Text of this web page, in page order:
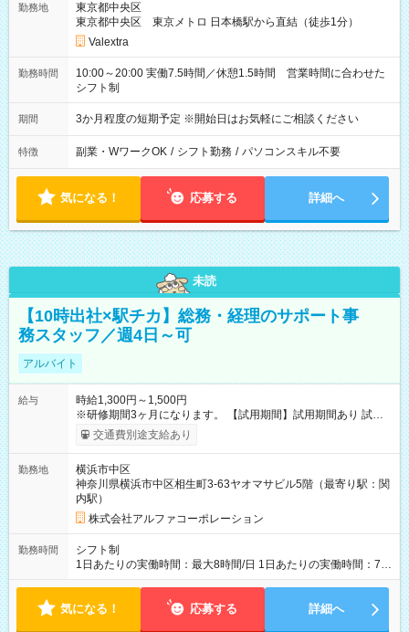
勤務地
東京都中央区
東京都中央区 東京メトロ 日本橋駅から直結（徒歩1分）
Valextra
勤務時間
10:00～20:00 実働7.5時間／休憩1.5時間 営業時間に合わせた
シフト制
期間 3か月程度の短期予定 ※開始日はお気軽にご相談ください
特徴 副業・WワークOK / シフト勤務 / パソコンスキル不要
気になる！ 応募する 詳細へ
未読
【10時出社×駅チカ】総務・経理のサポート事
務スタッフ／週4日～可
アルバイト
給与
時給1,300円～1,500円
※研修期間3ヶ月になります。 【試用期間】試用期間あり 試用
期間の長さ：3ヶ月 雇用形態、給与は本採用時と同じです。
交通費別途支給あり
勤務地
横浜市中区
神奈川県横浜市中区相生町3-63ヤオマサビル5階（最寄り駅：関
内駅）
株式会社アルファコーポレーション
勤務時間
シフト制
1日あたりの実働時間：最大8時間/日 1日あたりの実働時間：7～
8時間 シフト例 ・10時00分～19時00分 ・10時00分～18時00分
気になる！ 応募する 詳細へ